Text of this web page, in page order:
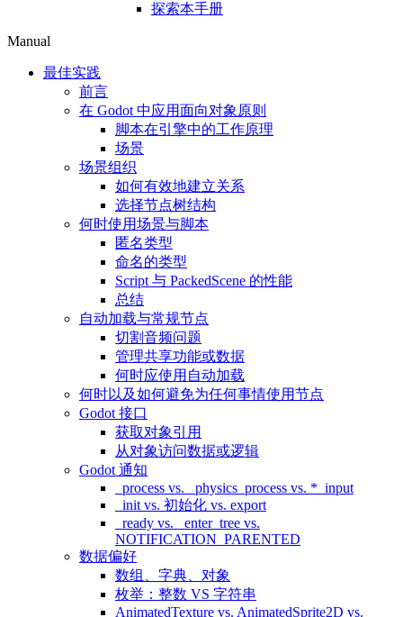
探索本手册
Manual
最佳实践
前言
在 Godot 中应用面向对象原则
脚本在引擎中的工作原理
场景
场景组织
如何有效地建立关系
选择节点树结构
何时使用场景与脚本
匿名类型
命名的类型
Script 与 PackedScene 的性能
总结
自动加载与常规节点
切割音频问题
管理共享功能或数据
何时应使用自动加载
何时以及如何避免为任何事情使用节点
Godot 接口
获取对象引用
从对象访问数据或逻辑
Godot 通知
_process vs. _physics_process vs. *_input
_init vs. 初始化 vs. export
_ready vs. _enter_tree vs.
NOTIFICATION_PARENTED
数据偏好
数组、字典、对象
枚举：整数 VS 字符串
AnimatedTexture vs. AnimatedSprite2D vs.